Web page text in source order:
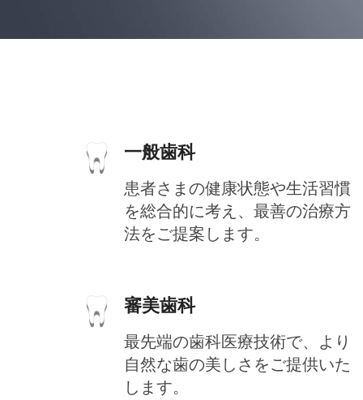
一般歯科
患者さまの健康状態や生活習慣
を総合的に考え、最善の治療方
法をご提案します。
審美歯科
最先端の歯科医療技術で、より
自然な歯の美しさをご提供いた
します。